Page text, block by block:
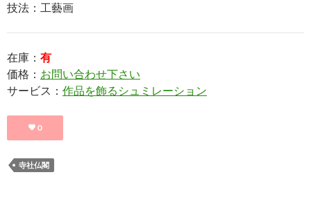
技法：工藝画
在庫： 有
価格： お問い合わせ下さい
サービス： 作品を飾るシュミレーション
0
寺社仏閣